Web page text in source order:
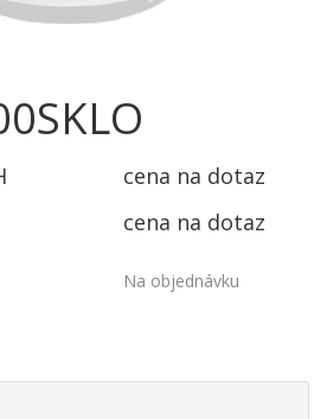
cena na dotaz
cena na dotaz
Na objednávku